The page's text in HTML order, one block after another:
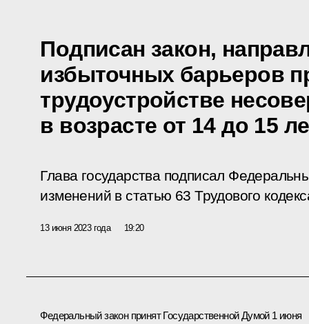
Подписан закон,
избыточных барьеров
трудоустройстве
в возрасте от 14 до 15
Глава государства подписал
изменений в статью 63 Трудового
13 июня 2023 года 19:20
Федеральный закон принят Государственной Думой 1 июня